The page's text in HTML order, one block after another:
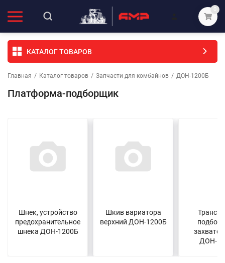
0
КАТАЛОГ ТОВАРОВ
Главная / Каталог товаров / Запчасти для комбайнов / ДОН-1200Б
Платформа-подборщик
Шнек, устройство
предохранительное
шнека ДОН-1200Б
Шкив вариатора
верхний ДОН-1200Б
ДОН-